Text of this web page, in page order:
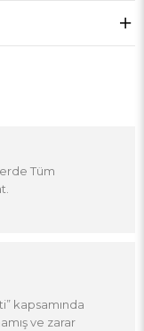
Tüm
kapsamında
ve zarar